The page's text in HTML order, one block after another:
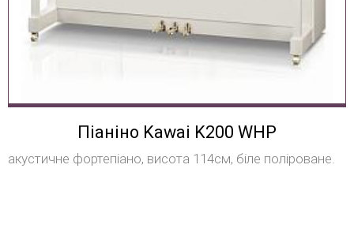
Піаніно Kawai K200 WHP
акустичне фортепіано, висота 114см, біле поліроване.